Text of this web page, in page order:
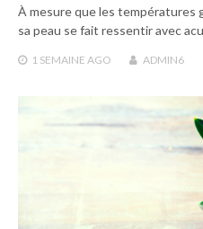
À mesure que les températures
sa peau se fait ressentir avec
1 SEMAINE AGO ADMIN6